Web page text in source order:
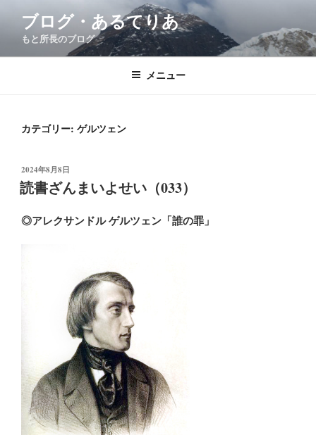
ン
ブログ・あるてりあ
もと所長のブログ
メニュー
カテゴリー: ゲルツェン
投
稿
日:
2024年8月8日
読書ざんまいよせい（033）
◎アレクサンドル ゲルツェン「誰の罪」